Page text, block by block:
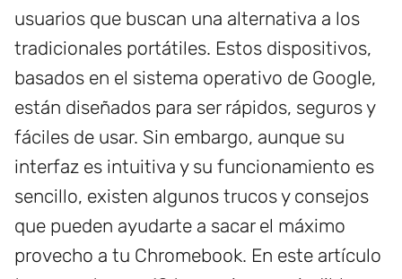
usuarios que buscan una alternativa a los
tradicionales portátiles. Estos dispositivos,
basados en el sistema operativo de Google,
están diseñados para ser rápidos, seguros y
fáciles de usar. Sin embargo, aunque su
interfaz es intuitiva y su funcionamiento es
sencillo, existen algunos trucos y consejos
que pueden ayudarte a sacar el máximo
provecho a tu Chromebook. En este artículo